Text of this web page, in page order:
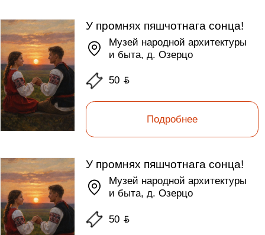
У промнях пяшчотнага сонца!
Музей народной архитектуры
и быта, д. Озерцо
50ƃ
Подробнее
У промнях пяшчотнага сонца!
Музей народной архитектуры
и быта, д. Озерцо
50ƃ